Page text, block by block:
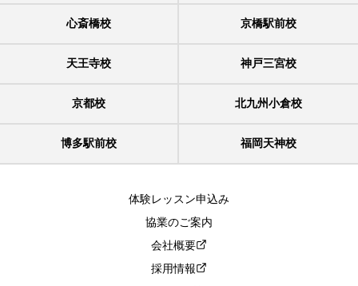
心斎橋校 京橋駅前校
天王寺校 神戸三宮校
京都校 北九州小倉校
博多駅前校 福岡天神校
体験レッスン申込み
協業のご案内
会社概要
採用情報